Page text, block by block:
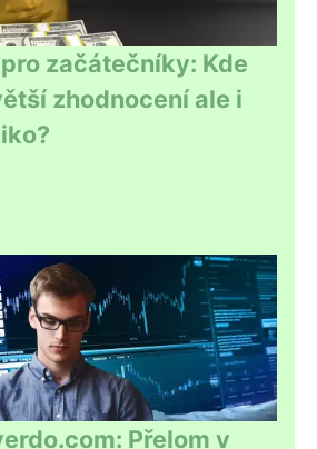
začátečníky: Kde
zhodnocení ale i
Přelom v